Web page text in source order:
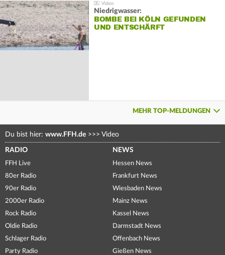
Niedrigwasser:
BOMBE BEI KÖLN GEFUNDEN
UND ENTSCHÄRFT
MEHR TOP-MELDUNGEN
Du bist hier: www.FFH.de >>> Video
RADIO
FFH Live
80er Radio
90er Radio
2000er Radio
Rock Radio
Oldie Radio
Schlager Radio
Party Radio
NEWS
Hessen News
Frankfurt News
Wiesbaden News
Mainz News
Kassel News
Darmstadt News
Offenbach News
Gießen News